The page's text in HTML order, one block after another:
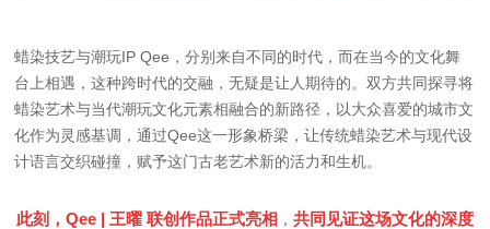
蜡染技艺与潮玩IP Qee，分别来自不同的时代，而在当今的文化舞
台上相遇，这种跨时代的交融，无疑是让人期待的。双方共同探寻将
蜡染艺术与当代潮玩文化元素相融合的新路径，以大众喜爱的城市文
化作为灵感基调，通过Qee这一形象桥梁，让传统蜡染艺术与现代设
计语言交织碰撞，赋予这门古老艺术新的活力和生机。
此刻，Qee | 王曜 联创作品正式亮相 ， 共同见证这场文化的深度